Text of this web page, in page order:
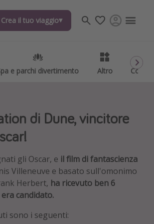
Crea il tuo viaggio
e parchi divertimento Altro Codici
Crea il tuo viaggio
e parchi divertimento Altro Codici
di Dune, vincitore
gli Oscar, e il film di fantascienza
Villeneuve e basato sull'omonimo
Herbert, ha ricevuto ben 6
candidato.
sono i seguenti: